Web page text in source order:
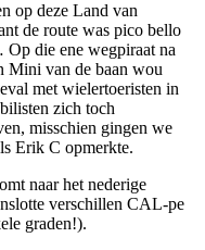
op deze Land van
de route was pico bello
die ene wegpiraat na
Mini van de baan wou
met wielertoeristen in
zich toch
misschien gingen we
Erik C opmerkte.
naar het nederige
verschillen CAL-pe
graden!).